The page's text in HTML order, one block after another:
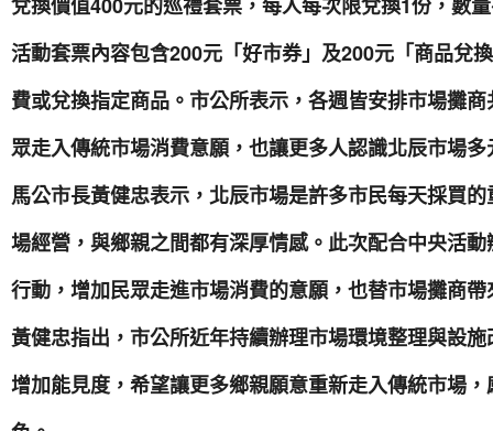
活動套票內容包含200元「好市券」及200元「商品兌
費或兌換指定商品。市公所表示，各週皆安排市場攤
眾走入傳統市場消費意願，也讓更多人認識北辰市場
馬公市長黃健忠表示，北辰市場是許多市民每天採買
場經營，與鄉親之間都有深厚情感。此次配合中央活
行動，增加民眾走進市場消費的意願，也替市場攤商
黃健忠指出，市公所近年持續辦理市場環境整理與設
增加能見度，希望讓更多鄉親願意重新走入傳統市場